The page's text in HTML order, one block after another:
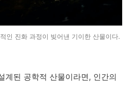
인 진화 과정이 빚어낸 기이한 산물이다.
계된 공학적 산물이라면, 인간의